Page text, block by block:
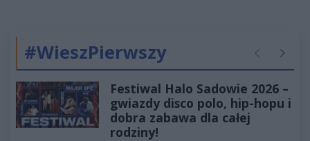
#WieszPierwszy Poprzednie
Festiwal Halo Sadowie 2026 –
gwiazdy disco polo, hip-hopu i
dobra zabawa dla całej
rodziny!